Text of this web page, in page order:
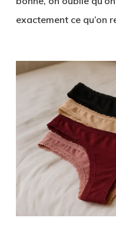
exactement ce qu’on